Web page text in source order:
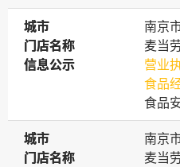
城市
城市
南京
门店名称
门店名称
麦当
信息公示
信息公示
营业
食品
食品
城市
城市
南京
门店名称
门店名称
麦当